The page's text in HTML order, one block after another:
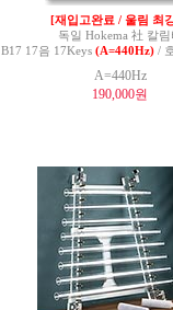
[재입고완료 / 울림 최
독일 Hokema 社 칼림
B17 17음 17Keys (A=440Hz)/
A=440Hz
190,000원